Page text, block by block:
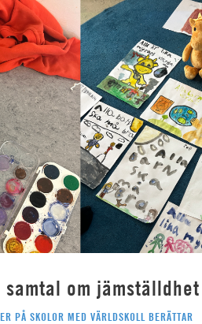
om jämställdhet
PÅ SKOLOR MED VÄRLDSKOLL BERÄTTAR